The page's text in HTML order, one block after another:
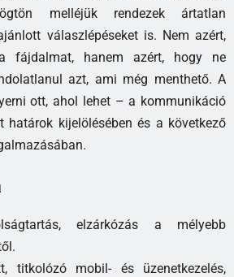
melléjük rendezek ártatlan
válaszlépéseket is. Nem azért,
fájdalmat, hanem azért, hogy ne
azt, ami még menthető. A
ott, ahol lehet – a kommunikáció
határok kijelölésében és a következő
elzárkózás a mélyebb
titkolózó mobil- és üzenetkezelés,